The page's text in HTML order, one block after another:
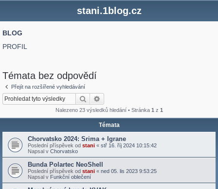
stani.1blog.cz
BLOG
PROFIL
Témata bez odpovědí
Přejít na rozšířené vyhledávání
Hledat
Nalezeno 23 výsledků hledání • Stránka 1 z 1
Témata
Chorvatsko 2024: Srima + Igrane
Poslední příspěvek od stani « stř 16. říj 2024 10:15:42
Napsal v Chorvatsko
Bunda Polartec NeoShell
Poslední příspěvek od stani « ned 05. lis 2023 9:53:25
Napsal v Funkční oblečení